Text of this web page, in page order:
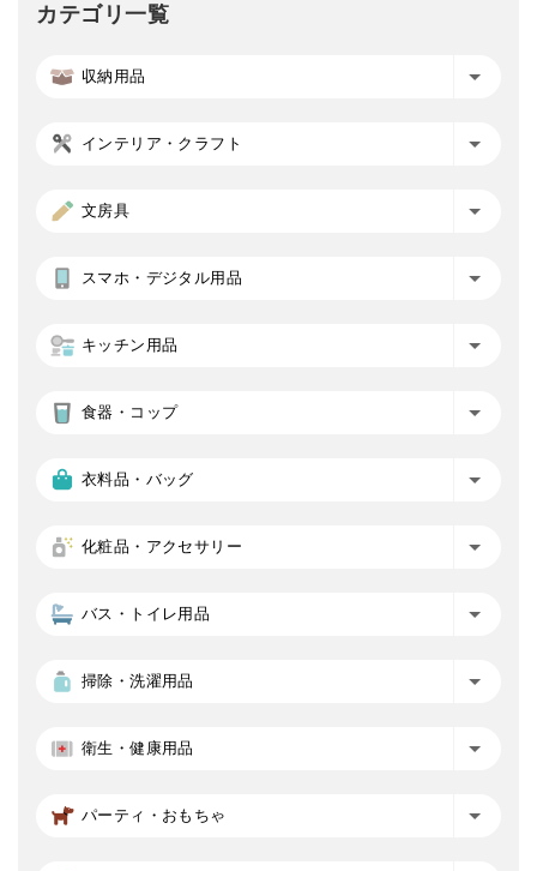
カテゴリ一覧
収納用品
インテリア・クラフト
文房具
スマホ・デジタル用品
キッチン用品
食器・コップ
衣料品・バッグ
化粧品・アクセサリー
バス・トイレ用品
掃除・洗濯用品
衛生・健康用品
パーティ・おもちゃ